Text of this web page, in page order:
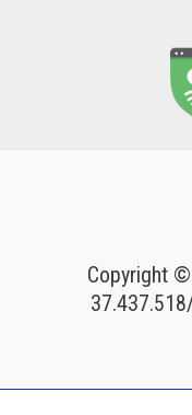
Copyright